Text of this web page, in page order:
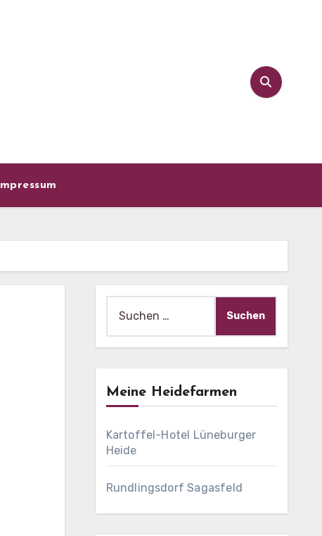
Impressum
nach:
Meine Heidefarmen
Kartoffel-Hotel Lüneburger
Heide
Rundlingsdorf Sagasfeld